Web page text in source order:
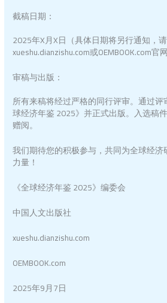
截稿日期：
2025年X月X日（具体日期将另行通知，
xueshu.dianzishu.com或OEMBOOK.com官网
审稿与出版：
所有来稿将经过严格的同行评审。通过
球经济年鉴 2025》并正式出版。入选稿
赠阅。
我们期待您的积极参与，共同为全球经
力量！
《全球经济年鉴 2025》编委会
中国人文出版社
xueshu.dianzishu.com
OEMBOOK.com
2025年9月7日